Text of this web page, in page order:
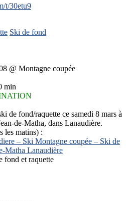
t/30etu9
Ski de fond
@ Montagne coupée
min
de fond/raquette ce samedi 8 mars à
de-Matha, dans Lanaudière.
les matins) :
– Ski Montagne coupée – Ski de
Matha Lanaudière
fond et raquette